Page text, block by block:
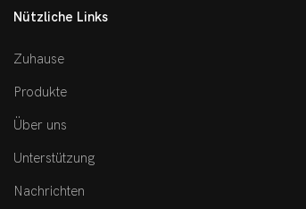
Nützliche Links
Zuhause
Produkte
Über uns
Unterstützung
Nachrichten